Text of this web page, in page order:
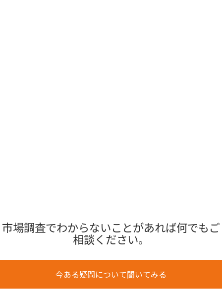
市場調査でわからないことがあれば何でもご
相談ください。
今ある疑問について聞いてみる